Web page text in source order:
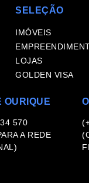
SELEÇÃO
IMÓVEIS
LOJAS
GOLDEN VISA
OURIQUE
570
A REDE